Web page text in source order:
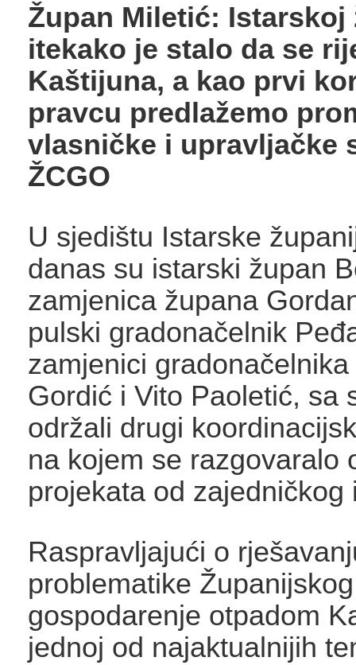
Župan Miletić: Istarskoj
itekako je stalo da se
Kaštijuna, a kao prvi
pravcu predlažemo
vlasničke i upravljačke
ŽCGO
U sjedištu Istarske
danas su istarski župan
zamjenica župana
pulski gradonačelnik
zamjenici
Gordić i Vito Paoletić, sa
održali drugi
na kojem se razgovaralo
projekata od zajedničkog
Raspravljajući o
problematike
gospodarenje otpadom
jednoj od najaktualnijih